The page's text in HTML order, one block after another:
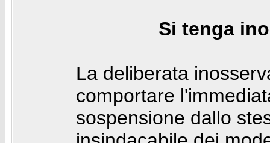
Si tenga
La deliberata
comportare
sospensione dallo